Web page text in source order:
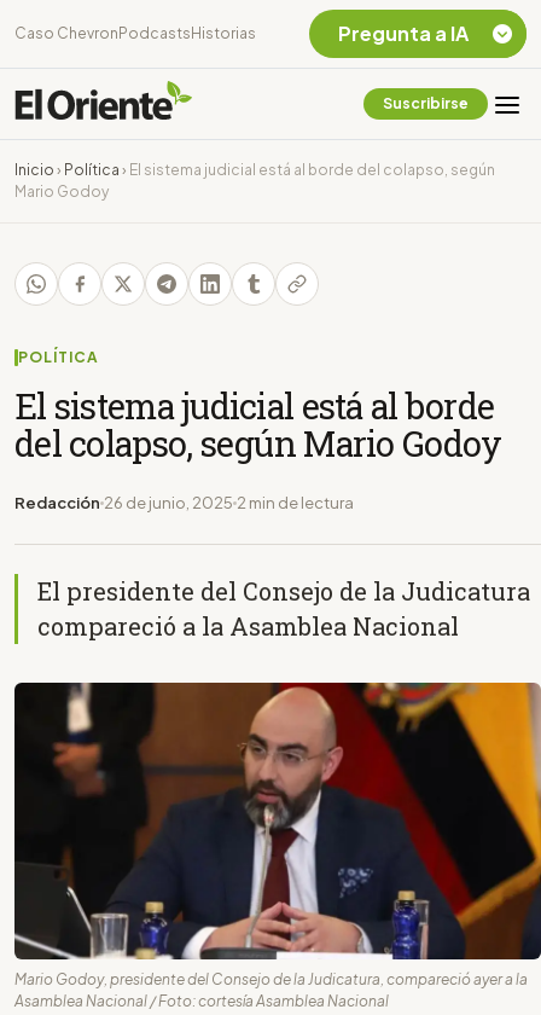
Caso Chevron Podcasts Historias
Suscribirse
Inicio › Política › El sistema judicial está al borde del colapso, según
Mario Godoy
POLÍTICA
El sistema judicial está al borde
del colapso, según Mario Godoy
Redacción 26 de junio, 2025 2 min de lectura
El presidente del Consejo de la Judicatura
compareció a la Asamblea Nacional
Mario Godoy, presidente del Consejo de la Judicatura, compareció ayer a la
Asamblea Nacional / Foto: cortesía Asamblea Nacional
Pregunta a IA
Chevron Ecuador